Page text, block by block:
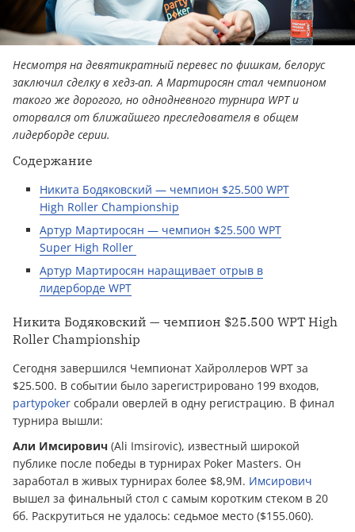
Несмотря на девятикратный перевес по фишкам, белорус
заключил сделку в хедз-ап. А Мартиросян стал чемпионом
такого же дорогого, но однодневного турнира WPT и
оторвался от ближайшего преследователя в общем
лидерборде серии.
Содержание
Никита Бодяковский — чемпион $25.500 WPT
High Roller Championship
Артур Мартиросян — чемпион $25.500 WPT
Super High Roller
Артур Мартиросян наращивает отрыв в
лидерборде WPT
Никита Бодяковский — чемпион $25.500 WPT High
Roller Championship
Сегодня завершился Чемпионат Хайроллеров WPT за
$25.500. В событии было зарегистрировано 199 входов,
partypoker собрали оверлей в одну регистрацию. В финал
турнира вышли:
Али Имсирович (Ali Imsirovic), известный широкой
публике после победы в турнирах Poker Masters. Он
заработал в живых турнирах более $8,9M. Имсирович
вышел за финальный стол с самым коротким стеком в 20
бб. Раскрутиться не удалось: седьмое место ($155.060).